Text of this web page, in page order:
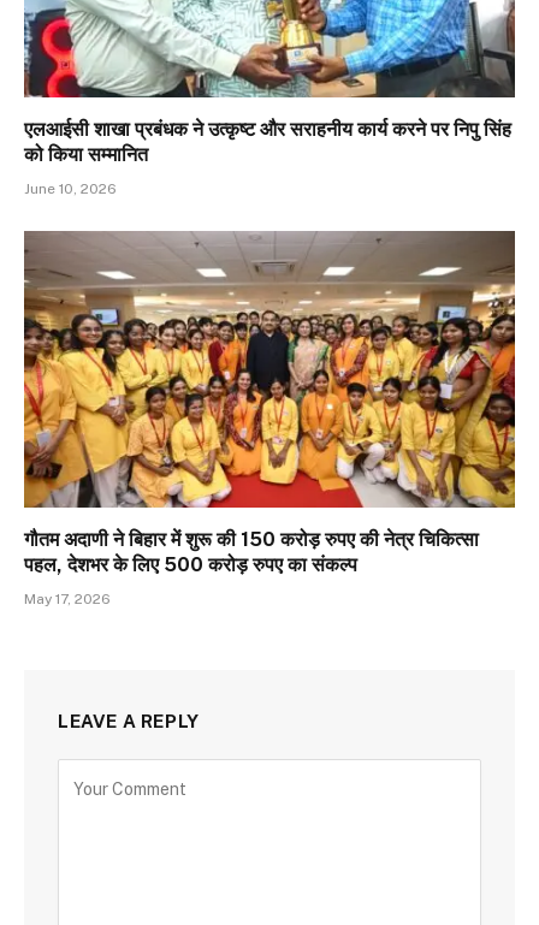
एलआईसी शाखा प्रबंधक ने उत्कृष्ट और सराहनीय कार्य करने पर निपु सिंह
को किया सम्मानित
June 10, 2026
गौतम अदाणी ने बिहार में शुरू की 150 करोड़ रुपए की नेत्र चिकित्सा
पहल, देशभर के लिए 500 करोड़ रुपए का संकल्प
May 17, 2026
LEAVE A REPLY